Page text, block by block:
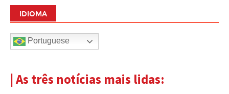
IDIOMA
Portuguese
| As três notícias mais lidas: